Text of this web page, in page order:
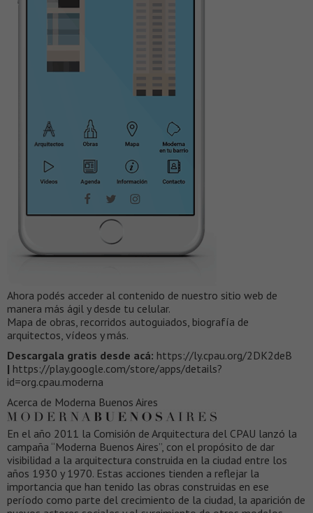
Ahora podés acceder al contenido de nuestro sitio web de
manera más ágil y desde tu celular.
Mapa de obras, recorridos autoguiados, biografía de
arquitectos, vídeos y más.
Descargala gratis desde acá: https://ly.cpau.org/2DK2deB
| https://play.google.com/store/apps/details?
id=org.cpau.moderna
Acerca de Moderna Buenos Aires
En el año 2011 la Comisión de Arquitectura del CPAU lanzó la
campaña “Moderna Buenos Aires”, con el propósito de dar
visibilidad a la arquitectura construida en la ciudad entre los
años 1930 y 1970. Estas acciones tienden a reflejar la
importancia que han tenido las obras construidas en ese
período como parte del crecimiento de la ciudad, la aparición de